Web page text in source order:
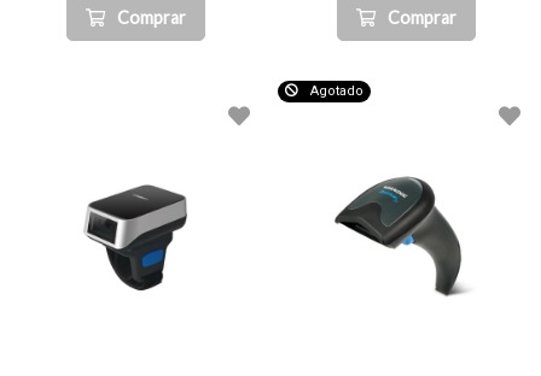
Comprar Comprar
Agotado